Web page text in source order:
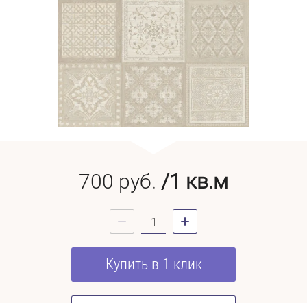
700 руб. /1 кв.м
Купить в 1 клик